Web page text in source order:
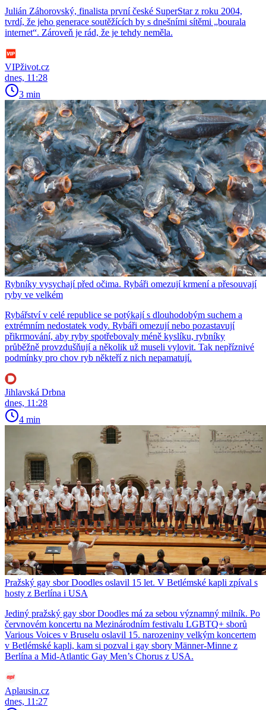
Julián Záhorovský, finalista první české SuperStar z roku 2004,
tvrdí, že jeho generace soutěžících by s dnešními sítěmi „bourala
internet“. Zároveň je rád, že je tehdy neměla.
VIPživot.cz
dnes, 11:28
3 min
Rybníky vysychají před očima. Rybáři omezují krmení a přesouvají
ryby ve velkém
Rybářství v celé republice se potýkají s dlouhodobým suchem a
extrémním nedostatek vody. Rybáři omezují nebo pozastavují
přikrmování, aby ryby spotřebovaly méně kyslíku, rybníky
průběžně provzdušňují a několik už museli vylovit. Tak nepříznivé
podmínky pro chov ryb někteří z nich nepamatují.
Jihlavská Drbna
dnes, 11:28
4 min
Pražský gay sbor Doodles oslavil 15 let. V Betlémské kapli zpíval s
hosty z Berlína i USA
Jediný pražský gay sbor Doodles má za sebou významný milník. Po
červnovém koncertu na Mezinárodním festivalu LGBTQ+ sborů
Various Voices v Bruselu oslavil 15. narozeniny velkým koncertem
v Betlémské kapli, kam si pozval i gay sbory Männer-Minne z
Berlína a Mid-Atlantic Gay Men’s Chorus z USA.
Aplausin.cz
dnes, 11:27